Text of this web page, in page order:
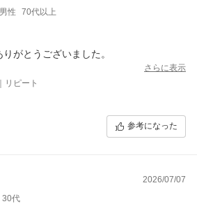
男性
70代以上
がとうございました。
さらに表示
リピート
参考になった
2026/07/07
30代